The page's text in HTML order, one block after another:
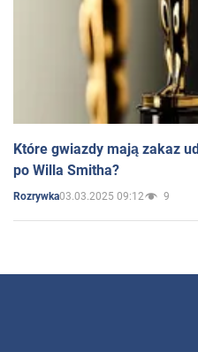
Które gwiazdy mają zakaz
po Willa Smitha?
Rozrywka03.03.2025 09:12 9